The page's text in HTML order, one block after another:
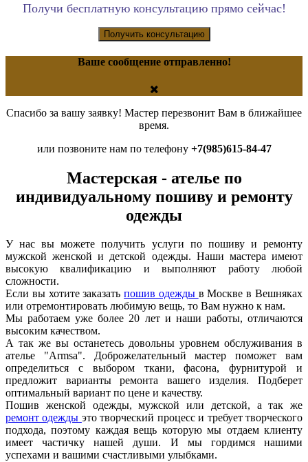
Получи бесплатную консультацию прямо сейчас!
Получить консультацию
Ваше сообщение отправленно!
Спасибо за вашу заявку! Мастер перезвонит Вам в ближайшее
время.
или позвоните нам по телефону +7(985)615-84-47
Мастерская - ателье по
индивидуальному пошиву и ремонту
одежды
У нас вы можете получить услуги по пошиву и ремонту
мужской женской и детской одежды. Наши мастера имеют
высокую квалификацию и выполняют работу любой
сложности.
Если вы хотите заказатьпошив одежды в Москве в Вешняках
или отремонтировать любимую вещь, то Вам нужно к нам.
Мы работаем уже более 20 лет и наши работы, отличаются
высоким качеством.
А так же вы останетесь довольны уровнем обслуживания в
ателье "Armsa". Доброжелательный мастер поможет вам
определиться с выбором ткани, фасона, фурнитурой и
предложит варианты ремонта вашего изделия. Подберет
оптимальный вариант по цене и качеству.
Пошив женской одежды, мужской или детской, а так же
ремонт одежды это творческий процесс и требует творческого
подхода, поэтому каждая вещь которую мы отдаем клиенту
имеет частичку нашей души. И мы гордимся нашими
успехами и вашими счастливыми улыбками.